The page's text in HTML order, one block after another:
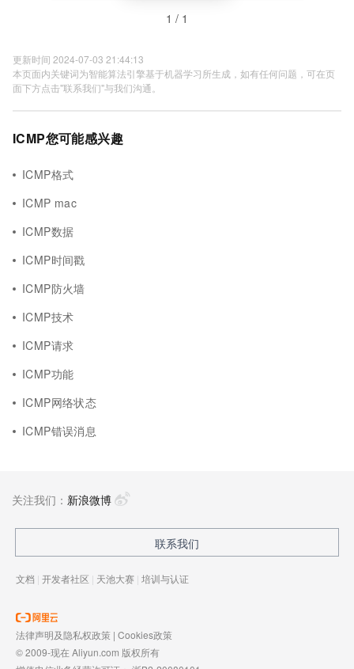
1 / 1
更新时间 2024-07-03 21:44:13
本页面内关键词为智能算法引擎基于机器学习所生成，如有任何问题，可在页
面下方点击"联系我们"与我们沟通。
ICMP您可能感兴趣
ICMP格式
ICMP mac
ICMP数据
ICMP时间戳
ICMP防火墙
ICMP技术
ICMP请求
ICMP功能
ICMP网络状态
ICMP错误消息
关注我们： 新浪微博
联系我们
文档 | 开发者社区 | 天池大赛 | 培训与认证
法律声明及隐私权政策 | Cookies政策
© 2009-现在 Aliyun.com 版权所有